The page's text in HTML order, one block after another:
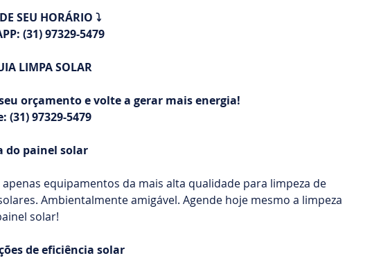
SEU HORÁRIO ⤵️
(31) 97329-5479
LIMPA SOLAR
orçamento e volte a gerar mais energia!
(31) 97329-5479
do painel solar
apenas equipamentos da mais alta qualidade para limpeza de
Ambientalmente amigável. Agende hoje mesmo a limpeza
solar!
de eficiência solar